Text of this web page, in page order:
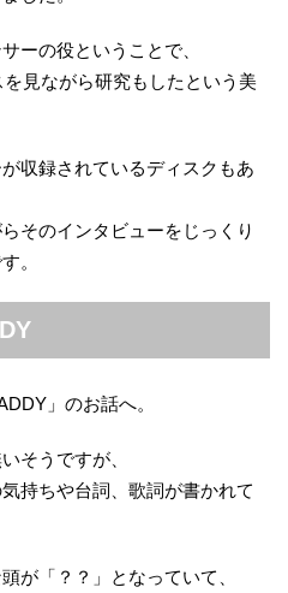
ーの役ということで、
見ながら研究もしたという美
収録されているディスクもあ
そのインタビューをじっくり
。
」のお話へ。
そうですが、
持ちや台詞、歌詞が書かれて
が「？？」となっていて、